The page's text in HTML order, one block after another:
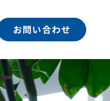
お問い合わせ